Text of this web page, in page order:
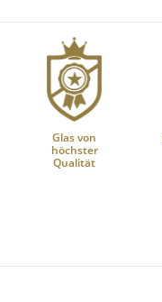
Glas von
höchster
Qualität